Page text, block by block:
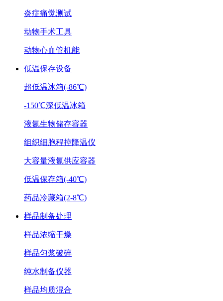
炎症痛觉测试
动物手术工具
动物心血管机能
低温保存设备
超低温冰箱(-86℃)
-150℃深低温冰箱
液氮生物储存容器
组织细胞程控降温仪
大容量液氮供应容器
低温保存箱(-40℃)
药品冷藏箱(2-8℃)
样品制备处理
样品浓缩干燥
样品匀浆破碎
纯水制备仪器
样品均质混合